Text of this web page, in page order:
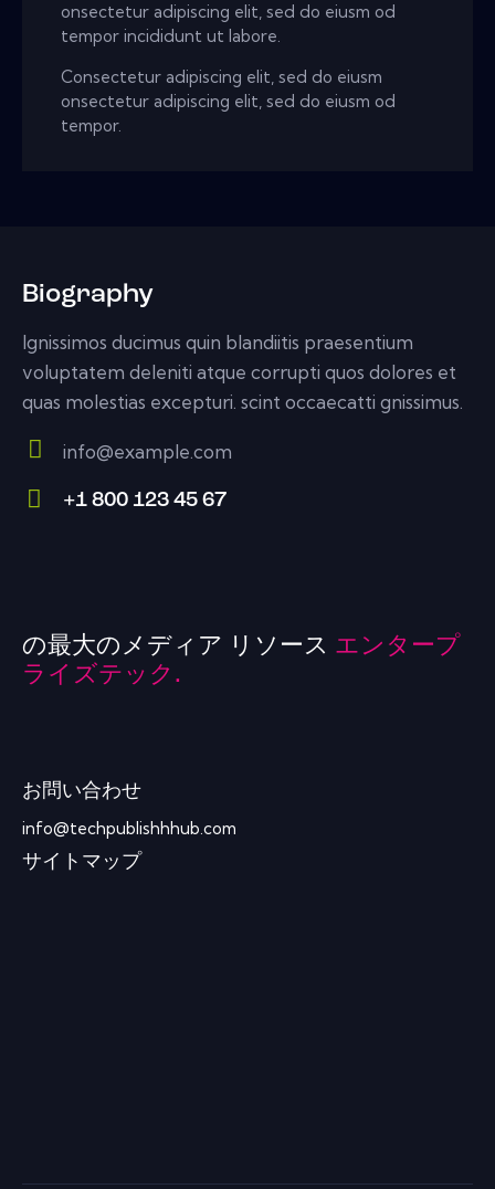
onsectetur adipiscing elit, sed do eiusm od
tempor incididunt ut labore.
Consectetur adipiscing elit, sed do eiusm
onsectetur adipiscing elit, sed do eiusm od
tempor.
Biography
Ignissimos ducimus quin blandiitis praesentium
voluptatem deleniti atque corrupti quos dolores et
quas molestias excepturi. scint occaecatti gnissimus.
E-
m
info@example.com
+1 800 123 45 67
の最大のメディア リソース エンタープ
ライズテック.
お問い合わせ
info@techpublishhhub.com
サイトマップ